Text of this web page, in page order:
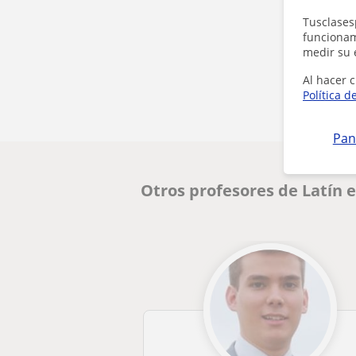
medir su
Al hacer
Política
Otros profesores de Latín